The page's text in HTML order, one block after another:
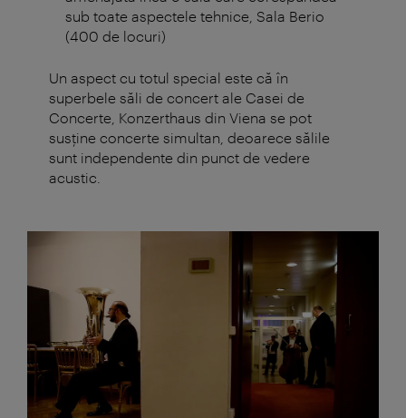
sub toate aspectele tehnice, Sala Berio
(400 de locuri)
Un aspect cu totul special este că în
superbele săli de concert ale Casei de
Concerte, Konzerthaus din Viena se pot
susţine concerte simultan, deoarece sălile
sunt independente din punct de vedere
acustic.